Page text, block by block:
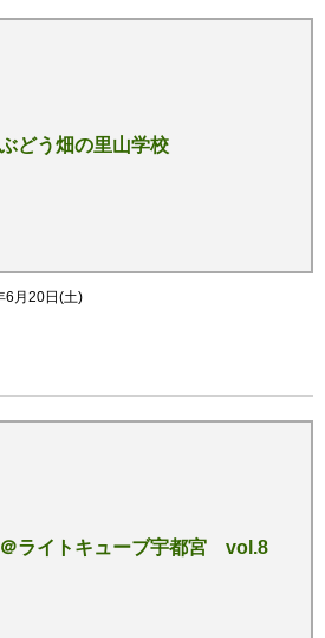
どう畑の里山学校
6月20日(土)
ライトキューブ宇都宮 vol.8